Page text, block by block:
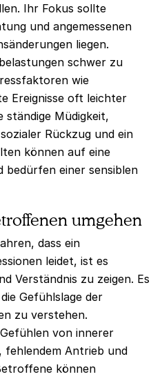
Ihr Fokus sollte
und angemessenen
liegen.
schwer zu
wie
Ereignisse oft leichter
ständige Müdigkeit,
Rückzug und ein
können auf eine
bedürfen einer sensiblen
umgehen
dass ein
leidet, ist es
Verständnis zu zeigen. Es
Gefühlslage der
zu verstehen.
von innerer
fehlendem Antrieb und
können